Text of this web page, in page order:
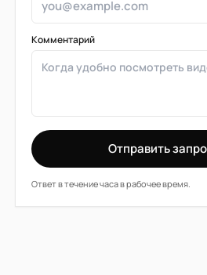
Комментарий
Отправить
Ответ в течение часа в рабочее время.